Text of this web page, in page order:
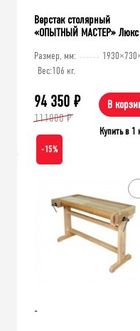
Верстак столярный
«ОПЫТНЫЙ МАСТЕР»
Размер, мм:
Вес:106 кг.
94 350 ₽
111000 ₽
В
Купить в 1
-15%
-